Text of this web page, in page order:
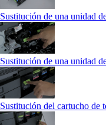
Sustitución de una unidad
Sustitución de una unidad
Sustitución del cartucho de